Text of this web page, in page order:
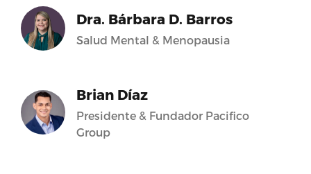
Dra. Bárbara D. Barros
Salud Mental & Menopausia
Brian Díaz
Presidente & Fundador Pacifico
Group